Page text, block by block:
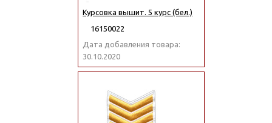
Курсовка вышит. 5 курс (бел.)
16150022
Дата добавления товара:
30.10.2020